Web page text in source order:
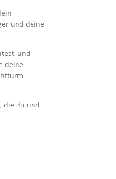
und deine
und
deine
die du und